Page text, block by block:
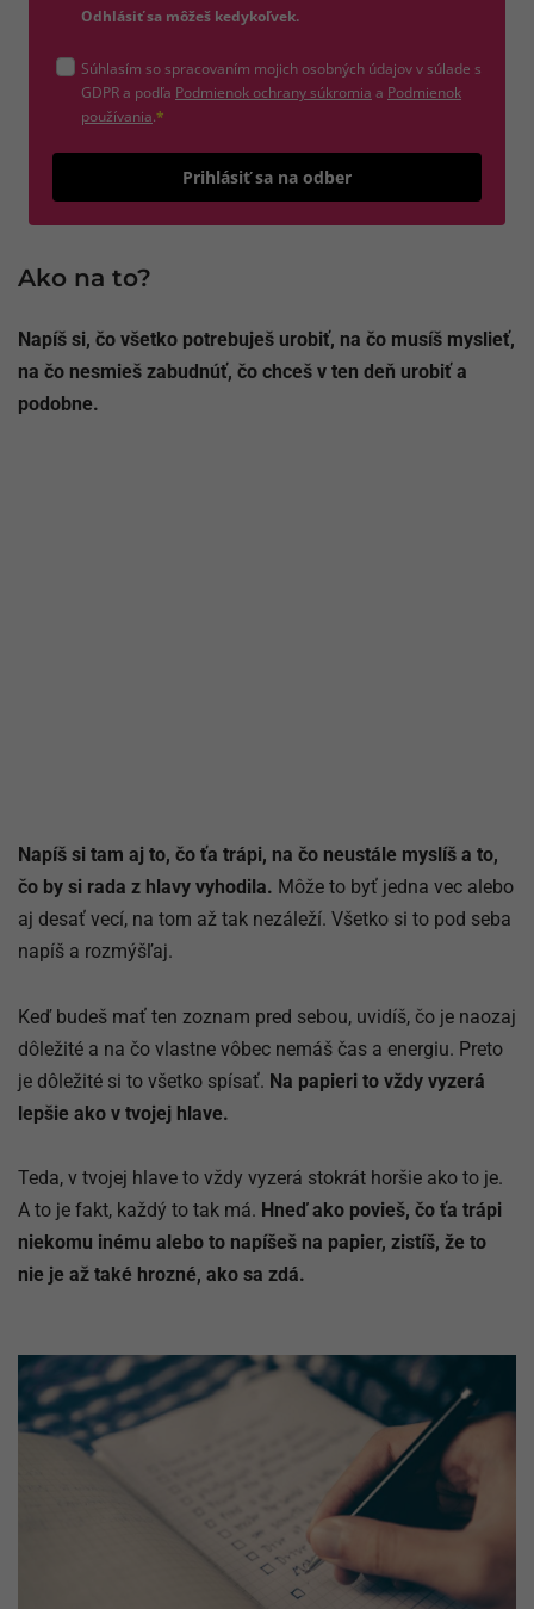
Odhlásiť sa môžeš kedykoľvek.
Súhlasím so spracovaním mojich osobných údajov v súlade s
GDPR a podľa Podmienok ochrany súkromia (otvorí sa v novom okne)
a Podmienok
používania(otvorí sa v novom okne)
.*
Prihlásiť sa na odber
Ako na to?
Napíš si, čo všetko potrebuješ urobiť, na čo musíš myslieť,
na čo nesmieš zabudnúť, čo chceš v ten deň urobiť a
podobne.
Napíš si tam aj to, čo ťa trápi, na čo neustále myslíš a to,
čo by si rada z hlavy vyhodila. Môže to byť jedna vec alebo
aj desať vecí, na tom až tak nezáleží. Všetko si to pod seba
napíš a rozmýšľaj.
Keď budeš mať ten zoznam pred sebou, uvidíš, čo je naozaj
dôležité a na čo vlastne vôbec nemáš čas a energiu. Preto
je dôležité si to všetko spísať. Na papieri to vždy vyzerá
lepšie ako v tvojej hlave.
Teda, v tvojej hlave to vždy vyzerá stokrát horšie ako to je.
A to je fakt, každý to tak má. Hneď ako povieš, čo ťa trápi
niekomu inému alebo to napíšeš na papier, zistíš, že to
nie je až také hrozné, ako sa zdá.